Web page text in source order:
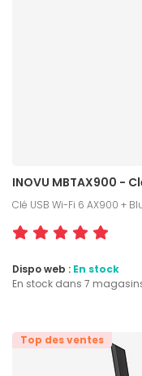
INOVU MBTAX900 -
Clé USB Wi-Fi 6 AX900 +
Dispo web : En stock
En stock dans 7
Top des ventes